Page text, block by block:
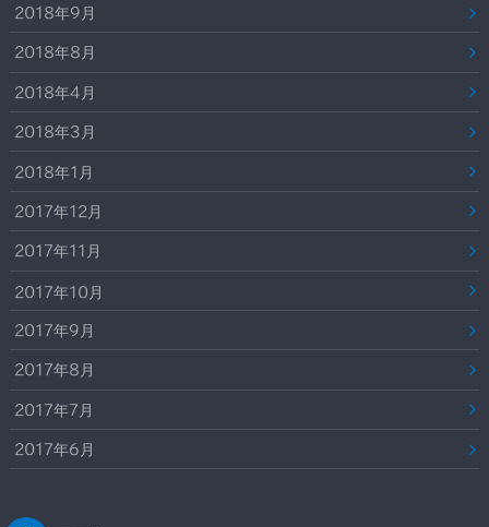
2018年9月
2018年8月
2018年4月
2018年3月
2018年1月
2017年12月
2017年11月
2017年10月
2017年9月
2017年8月
2017年7月
2017年6月